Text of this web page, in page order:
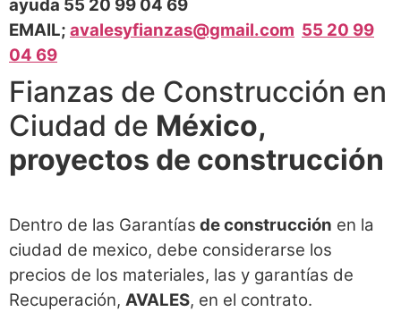
ayuda 55 20 99 04 69
EMAIL; avalesyfianzas@gmail.com 55 20 99
04 69
Fianzas de Construcción en
Ciudad de México,
proyectos de construcción
Dentro de las Garantías de construcción en la
ciudad de mexico, debe considerarse los
precios de los materiales, las y garantías de
Recuperación, AVALES, en el contrato.